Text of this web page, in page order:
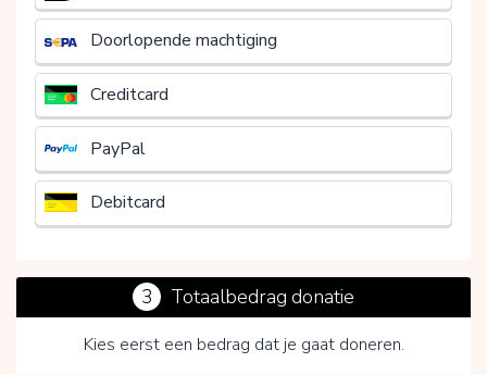
Doorlopende machtiging
Creditcard
PayPal
Debitcard
3 Totaalbedrag donatie
Kies eerst een bedrag dat je gaat doneren.